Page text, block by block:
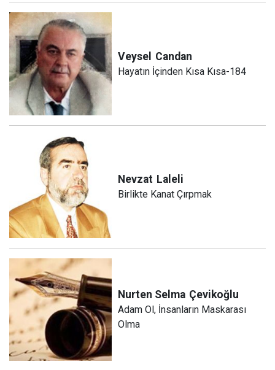
Veysel Candan
Hayatın İçinden Kısa Kısa-184
Nevzat Laleli
Birlikte Kanat Çırpmak
Nurten Selma Çevikoğlu
Adam Ol, İnsanların Maskarası
Olma